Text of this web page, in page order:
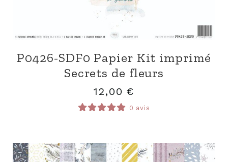
P0426-SDF0 Papier Kit imprimé
Secrets de fleurs
12,00 €
0 avis